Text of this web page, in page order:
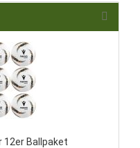
12er Ballpaket